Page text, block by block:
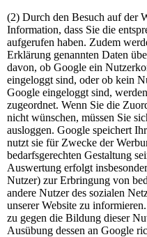
(2) Durch den Besuch auf der
Information, dass Sie die
aufgerufen haben. Zudem
Erklärung genannten Daten
davon, ob Google ein
eingeloggt sind, oder ob kein
Google eingeloggt sind,
zugeordnet. Wenn Sie die
nicht wünschen, müssen Sie
ausloggen. Google speichert
nutzt sie für Zwecke der
bedarfsgerechten Gestaltung
Auswertung erfolgt
Nutzer) zur Erbringung von
andere Nutzer des sozialen
unserer Website zu
zu gegen die Bildung dieser
Ausübung dessen an Google